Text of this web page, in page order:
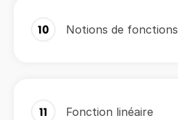
10 Notions de fonctions
11 Fonction linéaire